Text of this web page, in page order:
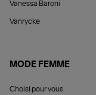
Vanessa Baroni
Vanrycke
MODE FEMME
Choisi pour vous